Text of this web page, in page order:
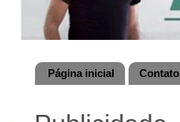
Página inicial Contato